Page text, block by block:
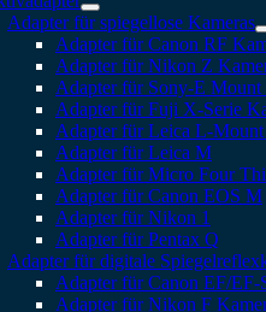
Adapter für spiegellose Kameras
Adapter für Canon RF
Adapter für Nikon Z
Adapter für Sony-E Mount
Adapter für Fuji X-Serie
Adapter für Leica L-Mount
Adapter für Leica M
Adapter für Micro Four
Adapter für Canon EOS M
Adapter für Nikon 1
Adapter für Pentax Q
Adapter für digitale
Adapter für Canon EF/EF-
Adapter für Nikon F